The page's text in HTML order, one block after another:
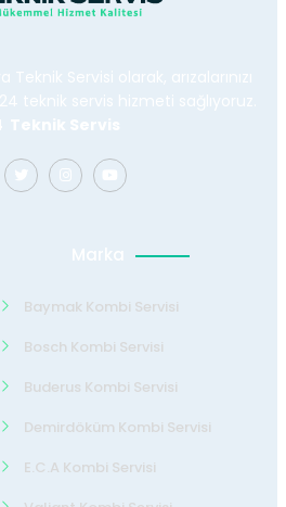
Servisi olarak, arızalarınızı
teknik servis hizmeti sağlıyoruz.
Teknik Servis
Marka
Baymak Kombi Servisi
Bosch Kombi Servisi
Buderus Kombi Servisi
Demirdöküm Kombi Servisi
E.C.A Kombi Servisi